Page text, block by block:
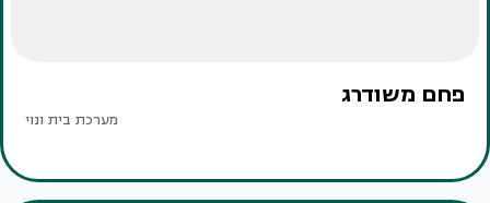
פחם משודרג
מערכת בית ונוי